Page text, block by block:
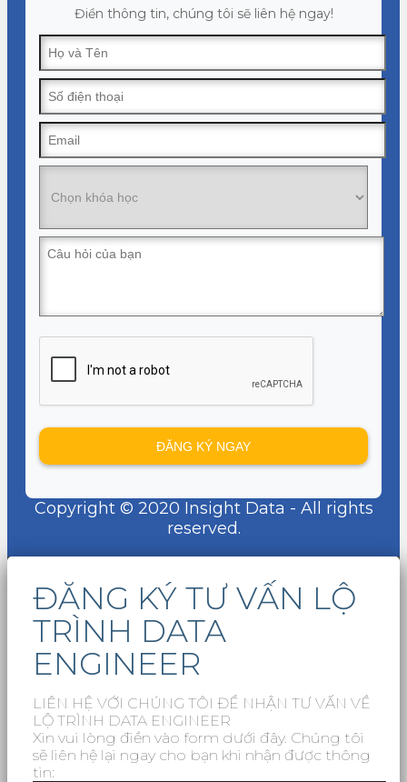
Điền thông tin, chúng tôi sẽ liên hệ ngay!
Copyright © 2020 Insight Data - All rights
reserved.
ĐĂNG KÝ TƯ VẤN LỘ
TRÌNH DATA
ENGINEER
LIÊN HỆ VỚI CHÚNG TÔI ĐỂ NHẬN TƯ VẤN VỀ
LỘ TRÌNH DATA ENGINEER
Xin vui lòng điền vào form dưới đây. Chúng tôi
sẽ liên hệ lại ngay cho bạn khi nhận được thông
tin: